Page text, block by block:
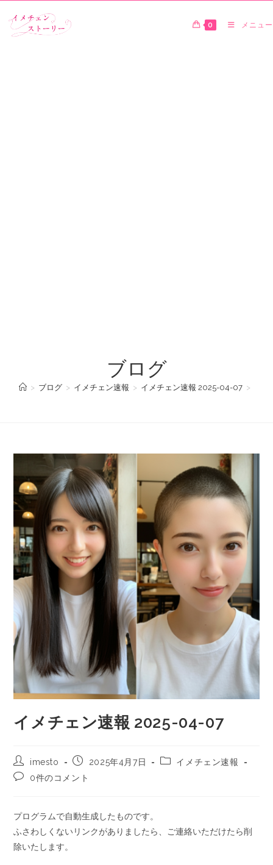
0 メニュー
ブログ
> ブログ > イメチェン速報 > イメチェン速報 2025-04-07 >
イメチェン速報 2025-04-07
imesto 2025年4月7日
イメチェン速報
0件のコメント
プログラムで自動生成したものです。
ふさわしくないリンクがありましたら、ご連絡いただけたら削
除いたします。